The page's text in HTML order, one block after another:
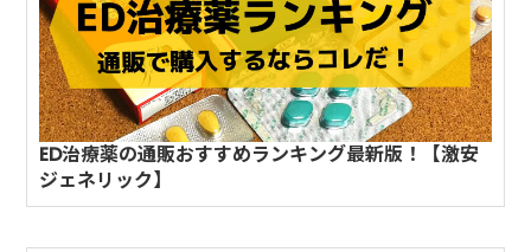
ED治療薬の通販おすすめランキング最新版！【激安
ジェネリック】